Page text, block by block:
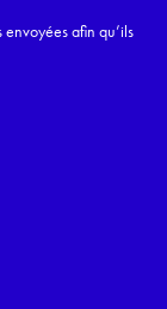
afin qu’ils